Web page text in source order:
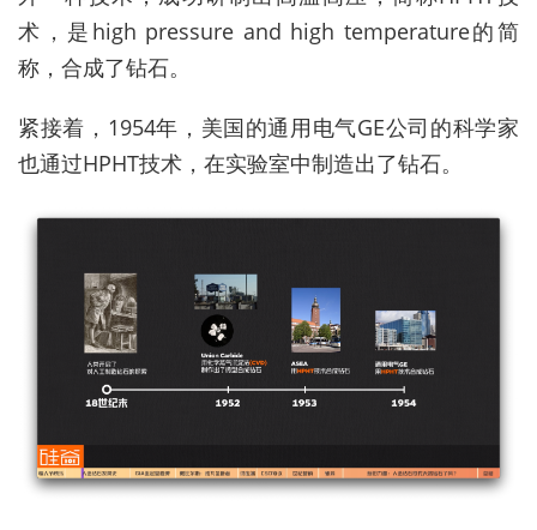
术，是high pressure and high temperature的简
称，合成了钻石。
紧接着，1954年，美国的通用电气GE公司的科学家
也通过HPHT技术，在实验室中制造出了钻石。